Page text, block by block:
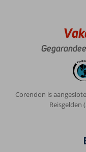
Corendon is
Reisgelden